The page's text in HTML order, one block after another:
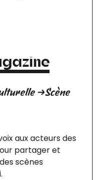
→Scène
aux acteurs des
partager et
scènes